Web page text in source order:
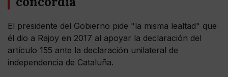
El presidente del Gobierno pide "la misma lealtad" que
él dio a Rajoy en 2017 al apoyar la declaración del
artículo 155 ante la declaración unilateral de
independencia de Cataluña.